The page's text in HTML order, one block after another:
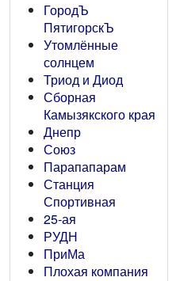
ГородЪ
ПятигорскЪ
Утомлённые
солнцем
Триод и Диод
Сборная
Камызякского края
Днепр
Союз
Парапапарам
Станция
Спортивная
25-ая
РУДН
ПриМа
Плохая компания